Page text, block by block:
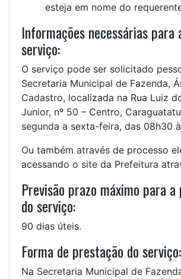
esteja em nome do
Informações necessárias para
serviço:
O serviço pode ser solicitado
Secretaria Municipal de Fazenda,
Cadastro, localizada na Rua Luiz
Junior, nº 50 – Centro,
segunda a sexta-feira, das 08h30
Ou também através de processo
acessando o site da Prefeitura
Previsão prazo máximo para
do serviço:
90 dias úteis.
Forma de prestação do serviço:
Na Secretaria Municipal de